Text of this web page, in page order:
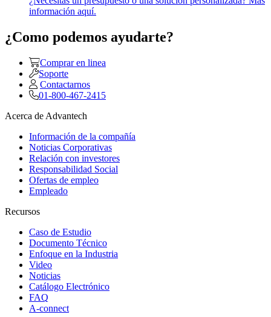
información aquí.
¿Como podemos ayudarte?
Comprar en linea
Soporte
Contactarnos
01-800-467-2415
Acerca de Advantech
Información de la compañía
Noticias Corporativas
Relación con investores
Responsabilidad Social
Ofertas de empleo
Empleado
Recursos
Caso de Estudio
Documento Técnico
Enfoque en la Industria
Video
Noticias
Catálogo Electrónico
FAQ
A-connect